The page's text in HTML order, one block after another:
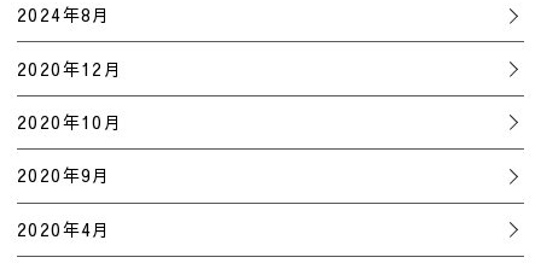
2024年8月
2020年12月
2020年10月
2020年9月
2020年4月